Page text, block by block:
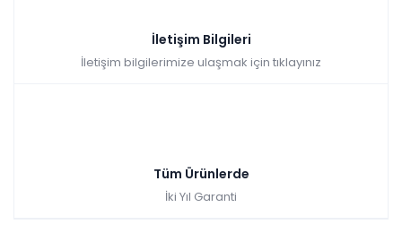
İletişim Bilgileri
İletişim bilgilerimize ulaşmak için tıklayınız
Tüm Ürünlerde
İki Yıl Garanti